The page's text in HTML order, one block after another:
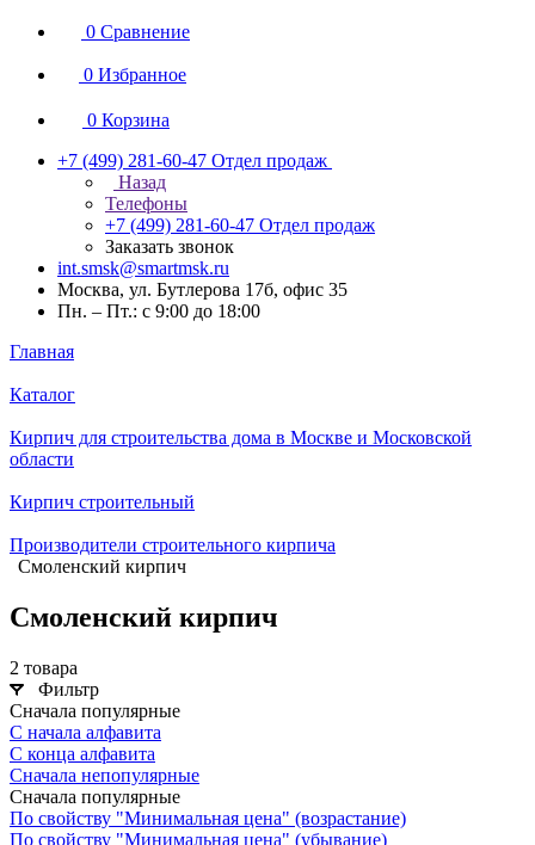
0 Сравнение
0 Избранное
0 Корзина
+7 (499) 281-60-47 Отдел продаж
Назад
Телефоны
+7 (499) 281-60-47 Отдел продаж
Заказать звонок
int.smsk@smartmsk.ru
Москва, ул. Бутлерова 17б, офис 35
Пн. – Пт.: с 9:00 до 18:00
Главная
Каталог
Кирпич для строительства дома в Москве и Московской
области
Кирпич строительный
Производители строительного кирпича
Смоленский кирпич
Смоленский кирпич
2 товара
Фильтр
Сначала популярные
С начала алфавита
С конца алфавита
Сначала непопулярные
Сначала популярные
По свойству "Минимальная цена" (возрастание)
По свойству "Минимальная цена" (убывание)